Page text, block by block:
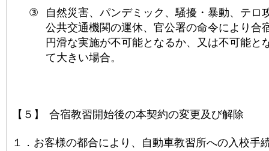
③
自然災害、パンデミック、騒擾・暴動、テロ
公共交通機関の運休、官公署の命令により合
円滑な実施が不可能となるか、又は不可能と
て大きい場合。
【５】 合宿教習開始後の本契約の変更及び解除
１． お客様の都合により、自動車教習所への入校手